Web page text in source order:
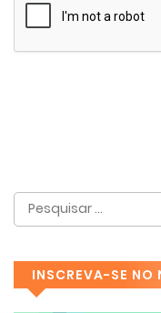
INSCREVA-SE NO